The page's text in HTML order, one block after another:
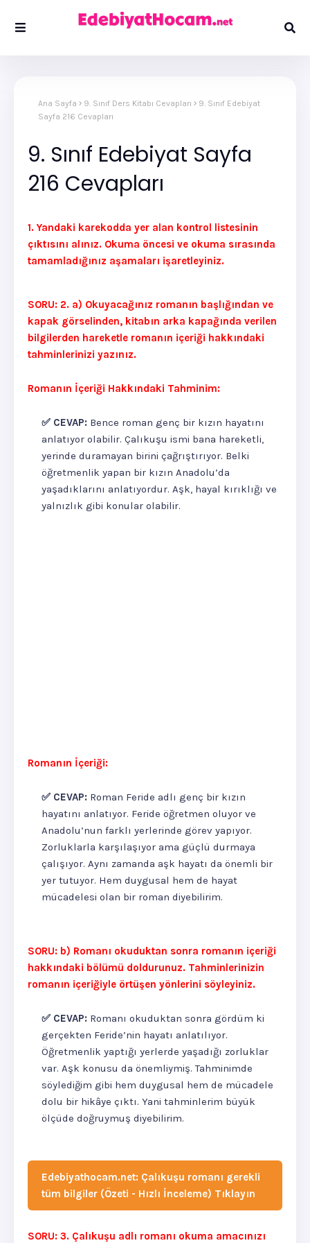
Ana Sayfa 9. Sınıf Ders Kitabı Cevapları
9. Sınıf Edebiyat
Sayfa 216 Cevapları
9. Sınıf Edebiyat Sayfa
216 Cevapları
1. Yandaki karekodda yer alan kontrol listesinin
çıktısını alınız. Okuma öncesi ve okuma sırasında
tamamladığınız aşamaları işaretleyiniz.
SORU: 2. a) Okuyacağınız romanın başlığından ve
kapak görselinden, kitabın arka kapağında verilen
bilgilerden hareketle romanın içeriği hakkındaki
tahminlerinizi yazınız.
Romanın İçeriği Hakkındaki Tahminim:
✅ CEVAP: Bence roman genç bir kızın hayatını
anlatıyor olabilir. Çalıkuşu ismi bana hareketli,
yerinde duramayan birini çağrıştırıyor. Belki
öğretmenlik yapan bir kızın Anadolu’da
yaşadıklarını anlatıyordur. Aşk, hayal kırıklığı ve
yalnızlık gibi konular olabilir.
Romanın İçeriği:
✅ CEVAP: Roman Feride adlı genç bir kızın
hayatını anlatıyor. Feride öğretmen oluyor ve
Anadolu’nun farklı yerlerinde görev yapıyor.
Zorluklarla karşılaşıyor ama güçlü durmaya
çalışıyor. Aynı zamanda aşk hayatı da önemli bir
yer tutuyor. Hem duygusal hem de hayat
mücadelesi olan bir roman diyebilirim.
SORU: b) Romanı okuduktan sonra romanın içeriği
hakkındaki bölümü doldurunuz. Tahminlerinizin
romanın içeriğiyle örtüşen yönlerini söyleyiniz.
✅ CEVAP: Romanı okuduktan sonra gördüm ki
gerçekten Feride’nin hayatı anlatılıyor.
Öğretmenlik yaptığı yerlerde yaşadığı zorluklar
var. Aşk konusu da önemliymiş. Tahminimde
söylediğim gibi hem duygusal hem de mücadele
dolu bir hikâye çıktı. Yani tahminlerim büyük
ölçüde doğruymuş diyebilirim.
Edebiyathocam.net: Çalıkuşu romanı gerekli
tüm bilgiler (Özeti - Hızlı İnceleme) Tıklayın
SORU: 3. Çalıkuşu adlı romanı okuma amacınızı